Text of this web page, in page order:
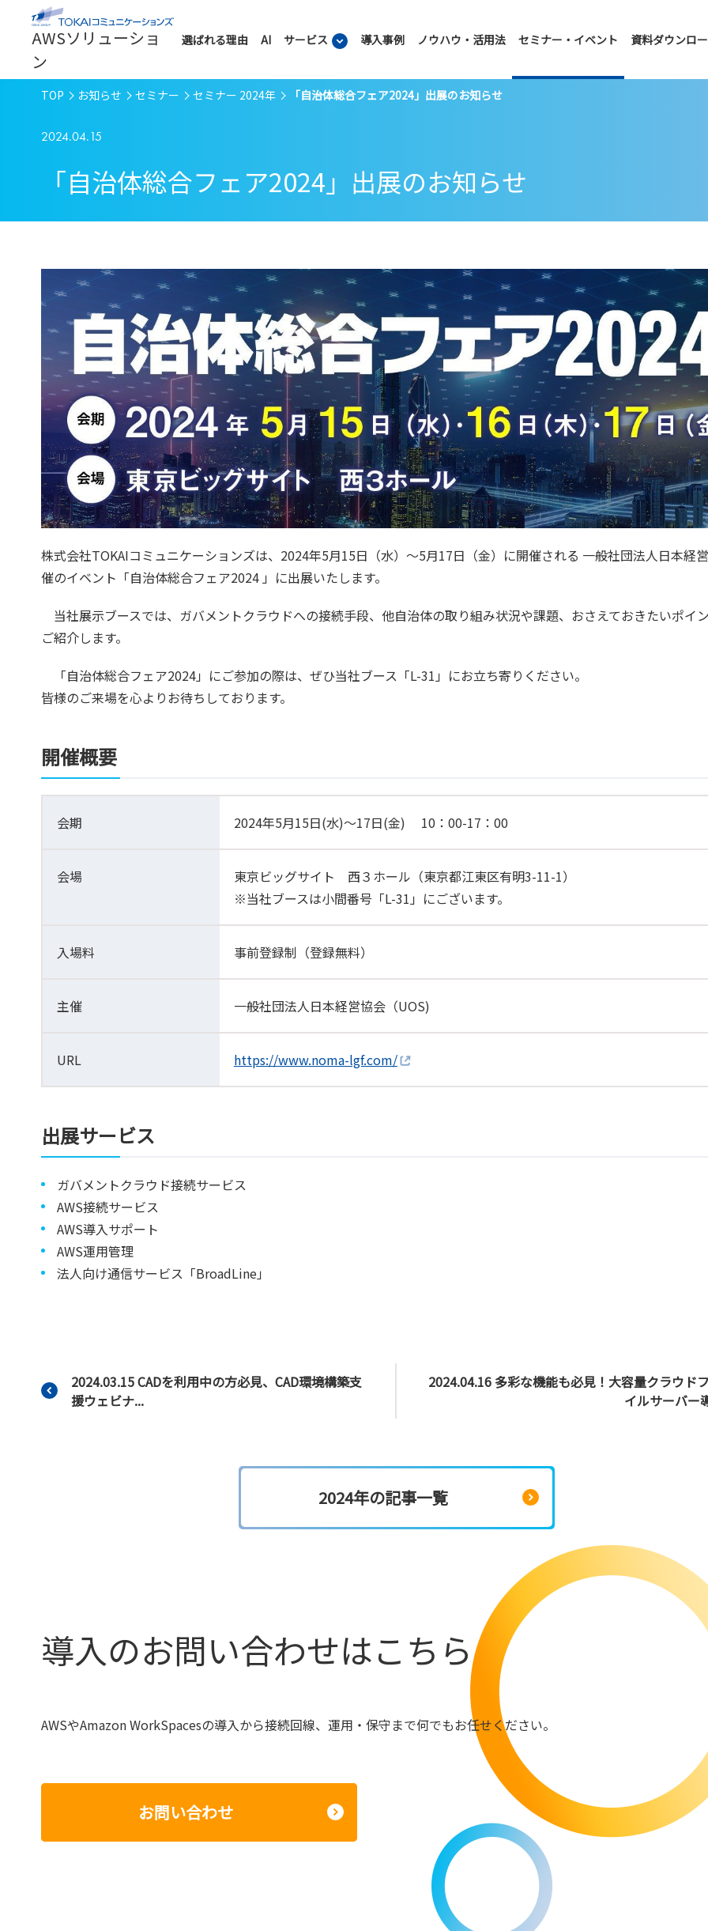
AWSソリューショ
ン
選ばれる理由 AI サービス 導入事例 ノウハウ・活用法 セミナー・イベント 資料ダウンロ
TOP お知らせ セミナー セミナー 2024年 「自治体総合フェア2024」出展のお知らせ
2024.04.15
「自治体総合フェア2024」出展のお知らせ
株式会社TOKAIコミュニケーションズは、2024年5月15日（水）～5月17日（金）に開催される 一般社団法人日本経
催のイベント「自治体総合フェア2024 」に出展いたします。
当社展示ブースでは、ガバメントクラウドへの接続手段、他自治体の取り組み状況や課題、おさえておきたいポイ
ご紹介します。
「自治体総合フェア2024」にご参加の際は、ぜひ当社ブース「L-31」にお立ち寄りください。
皆様のご来場を心よりお待ちしております。
開催概要
会期 2024年5月15日(水)～17日(金) 10：00-17：00
会場
東京ビッグサイト 西３ホール（東京都江東区有明3-11-1）
※当社ブースは小間番号「L-31」にございます。
入場料 事前登録制（登録無料）
主催 一般社団法人日本経営協会（UOS)
URL https://www.noma-lgf.com/
出展サービス
ガバメントクラウド接続サービス
AWS接続サービス
AWS導入サポート
AWS運用管理
法人向け通信サービス「BroadLine」
2024.03.15 CADを利用中の方必見、CAD環境構築支
援ウェビナ...
2024.04.16 多彩な機能も必見！大容量クラウド
イルサーバー
2024年の記事一覧
導入のお問い合わせはこちら
AWSやAmazon WorkSpacesの導入から接続回線、運用・保守まで何でもお任せください。
お問い合わせ